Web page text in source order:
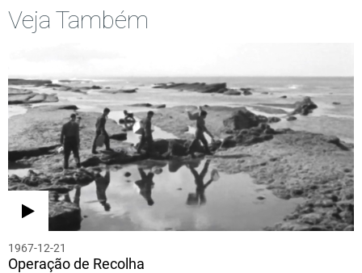
Veja Também
1967-12-21
Operação de Recolha